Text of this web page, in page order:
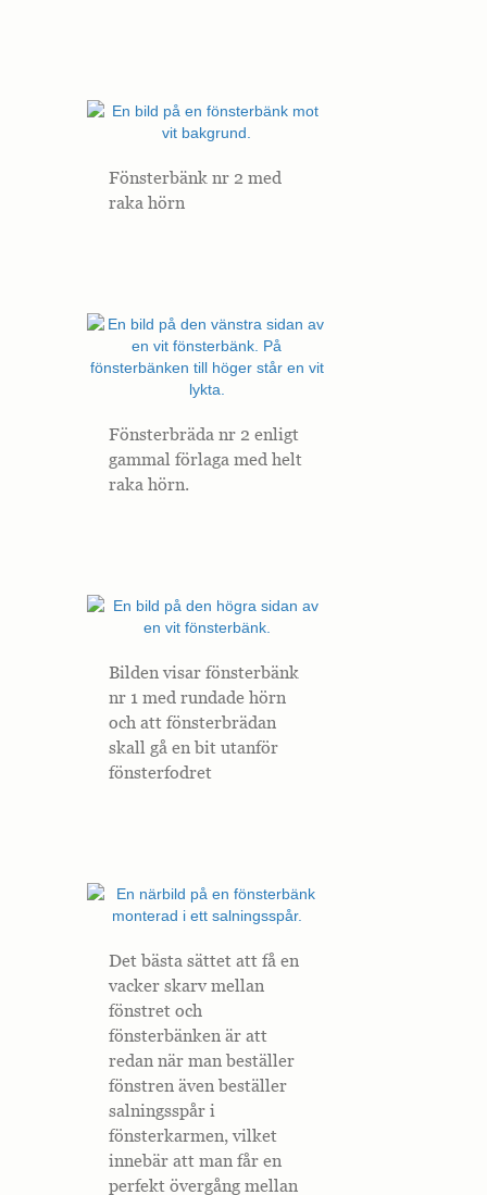
Fönsterbänk nr 2 med
raka hörn
Fönsterbräda nr 2 enligt
gammal förlaga med helt
raka hörn.
Bilden visar fönsterbänk
nr 1 med rundade hörn
och att fönsterbrädan
skall gå en bit utanför
fönsterfodret
Det bästa sättet att få en
vacker skarv mellan
fönstret och
fönsterbänken är att
redan när man beställer
fönstren även beställer
salningsspår i
fönsterkarmen, vilket
innebär att man får en
perfekt övergång mellan
Nödvändiga
cookies är
webbplatsens
fungerar inte
på det avsedda
dem. Dessa
används för att
förstå hur besökare
interagerar med
webbplatsen. Dessa
cookies hjälper till
att ge information
Upplevelse
används för att
analysera de
prestandaindexen
på webbplatsen
som hjälper till att
leverera en bättre
användarupplevelse
för besökarna. Om
du nekar dessa
cookies kommer
viss funktionalitet